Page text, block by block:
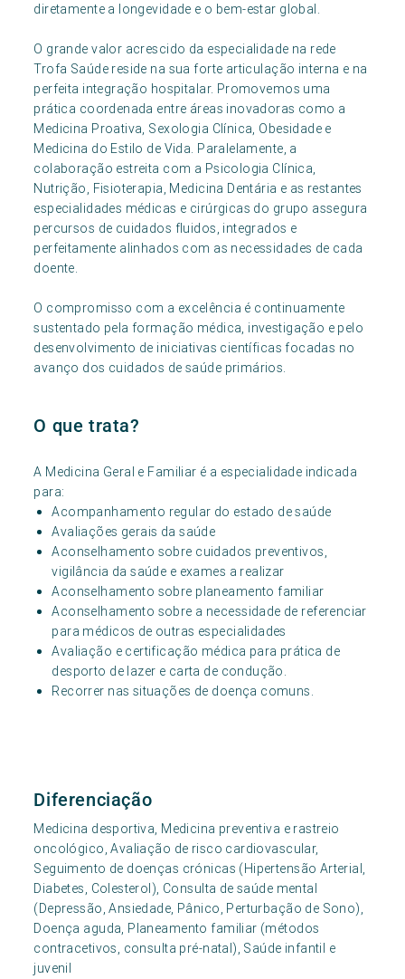
diretamente a longevidade e o bem-estar global.
O grande valor acrescido da especialidade na rede
Trofa Saúde reside na sua forte articulação interna e na
perfeita integração hospitalar. Promovemos uma
prática coordenada entre áreas inovadoras como a
Medicina Proativa, Sexologia Clínica, Obesidade e
Medicina do Estilo de Vida. Paralelamente, a
colaboração estreita com a Psicologia Clínica,
Nutrição, Fisioterapia, Medicina Dentária e as restantes
especialidades médicas e cirúrgicas do grupo assegura
percursos de cuidados fluidos, integrados e
perfeitamente alinhados com as necessidades de cada
doente.
O compromisso com a excelência é continuamente
sustentado pela formação médica, investigação e pelo
desenvolvimento de iniciativas científicas focadas no
avanço dos cuidados de saúde primários.
O que trata?
A Medicina Geral e Familiar é a especialidade indicada
para:
Acompanhamento regular do estado de saúde
Avaliações gerais da saúde
Aconselhamento sobre cuidados preventivos,
vigilância da saúde e exames a realizar
Aconselhamento sobre planeamento familiar
Aconselhamento sobre a necessidade de referenciar
para médicos de outras especialidades
Avaliação e certificação médica para prática de
desporto de lazer e carta de condução.
Recorrer nas situações de doença comuns.
Diferenciação
Medicina desportiva, Medicina preventiva e rastreio
oncológico, Avaliação de risco cardiovascular,
Seguimento de doenças crónicas (Hipertensão Arterial,
Diabetes, Colesterol), Consulta de saúde mental
(Depressão, Ansiedade, Pânico, Perturbação de Sono),
Doença aguda, Planeamento familiar (métodos
contracetivos, consulta pré-natal), Saúde infantil e
juvenil